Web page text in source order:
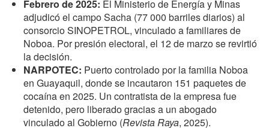
Febrero de 2025: El Ministerio de Energía y Minas
adjudicó el campo Sacha (77 000 barriles diarios) al
consorcio SINOPETROL, vinculado a familiares de
Noboa. Por presión electoral, el 12 de marzo se revirtió
la decisión.
NARPOTEC: Puerto controlado por la familia Noboa
en Guayaquil, donde se incautaron 151 paquetes de
cocaína en 2025. Un contratista de la empresa fue
detenido, pero liberado gracias a un abogado
vinculado al Gobierno (Revista Raya, 2025).